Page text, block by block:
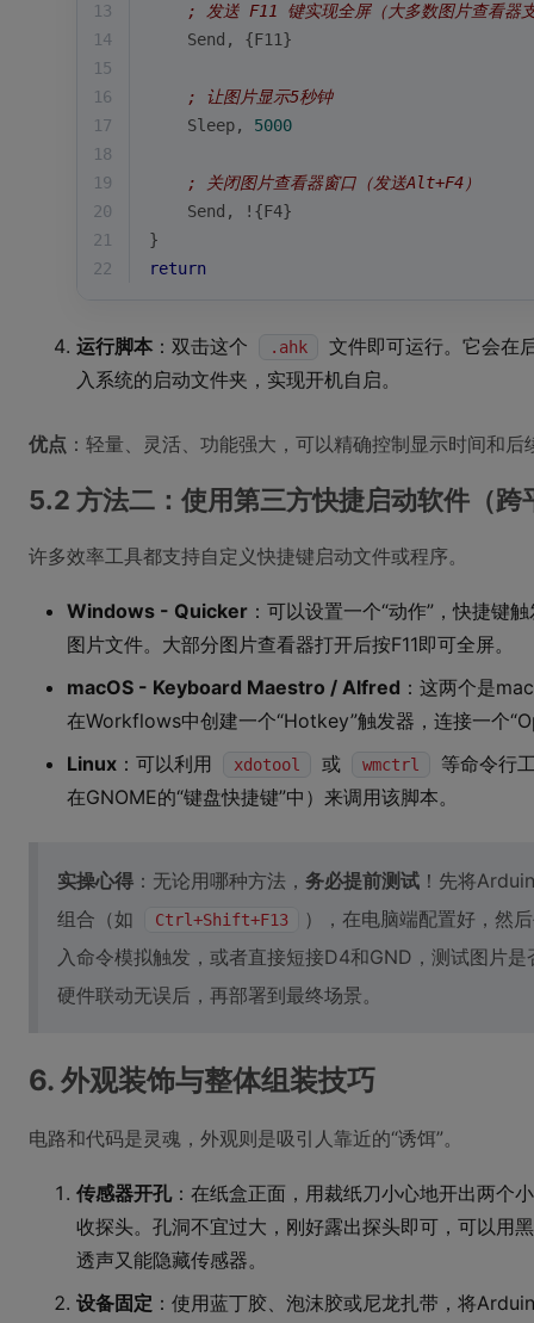
13
; 发送 F11 键实现全屏（大多数图片查看器
14
    Send,
{F11}
15
16
; 让图片显示5秒钟
17
    Sleep,
5000
18
19
; 关闭图片查看器窗口（发送Alt+F4）
20
    Send,
!{F4}
21
}
22
return
运行脚本 ：双击这个 .ahk
文件即可运行。它会在
入系统的启动文件夹，实现开机自启。
优点 ：轻量、灵活、功能强大，可以精确控制显示时间和后
5.2 方法二：使用第三方快捷启动软件（跨
许多效率工具都支持自定义快捷键启动文件或程序。
Windows - Quicker ：可以设置一个“动作”，快捷键
图片文件。大部分图片查看器打开后按F11即可全屏。
macOS - Keyboard Maestro / Alfred ：这两个是
在Workflows中创建一个“Hotkey”触发器，连接一个
Linux ：可以利用 xdotool 或 wmctrl
等命令行
在GNOME的“键盘快捷键”中）来调用该脚本。
实操心得 ：无论用哪种方法， 务必提前测试 ！先将
组合（如
Ctrl+Shift+F13
），在电脑端配置好，然
入命令模拟触发，或者直接短接D4和GND，测试图片
硬件联动无误后，再部署到最终场景。
6. 外观装饰与整体组装技巧
电路和代码是灵魂，外观则是吸引人靠近的“诱饵”。
传感器开孔：在纸盒正面，用裁纸刀小心地开出两个
收探头。孔洞不宜过大，刚好露出探头即可，可以用
透声又能隐藏传感器。
设备固定 ：使用蓝丁胶、泡沫胶或尼龙扎带，将